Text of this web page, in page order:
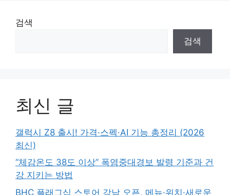
검색
검색
최신 글
갤럭시 Z8 출시! 가격·스펙·AI 기능 총정리 (2026
최신)
“체감온도 38도 이상” 폭염중대경보 발령 기준과 건
강 지키는 방법
BHC 플래그십 스토어 강남 오픈, 메뉴·위치·새로운